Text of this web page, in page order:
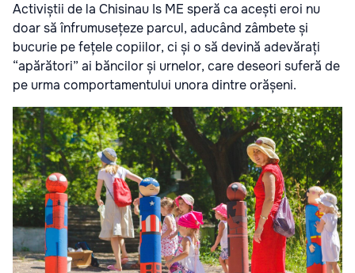
Activiștii de la Chisinau Is ME speră ca acești eroi nu
doar să înfrumusețeze parcul, aducând zâmbete și
bucurie pe fețele copiilor, ci și o să devină adevărați
“apărători” ai băncilor și urnelor, care deseori suferă de
pe urma comportamentului unora dintre orășeni.